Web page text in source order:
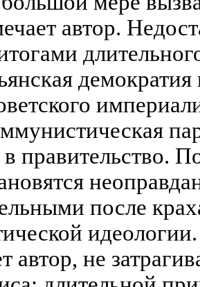
автор.
правительство.
после
автор, не